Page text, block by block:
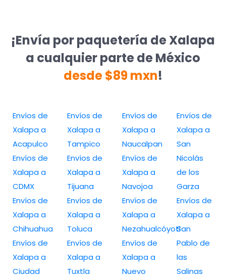
¡Envía por paquetería de Xalapa
a cualquier parte de México
desde $89 mxn!
Envíos de
Xalapa a
Acapulco
Envíos de
Xalapa a
CDMX
Envíos de
Xalapa a
Chihuahua
Envíos de
Xalapa a
Ciudad
Envíos de
Xalapa a
Tampico
Envíos de
Xalapa a
Tijuana
Envíos de
Xalapa a
Toluca
Envíos de
Xalapa a
Tuxtla
Envíos de
Xalapa a
Naucalpan
Envíos de
Xalapa a
Navojoa
Envíos de
Xalapa a
Nezahualcóyotl
Envíos de
Xalapa a
Nuevo
Envíos de
Xalapa a
San
Nicolás
de los
Garza
Envíos de
Xalapa a
San
Pablo de
las
Salinas